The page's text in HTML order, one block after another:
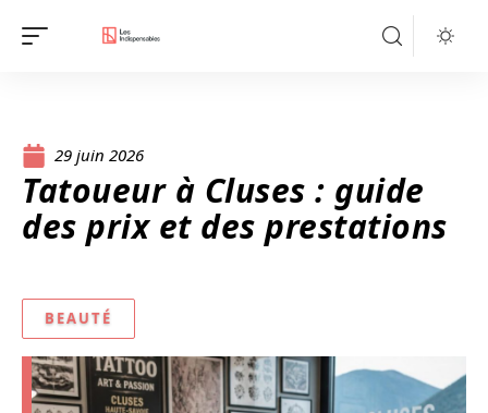
29 juin 2026
Tatoueur à Cluses : guide
des prix et des prestations
BEAUTÉ